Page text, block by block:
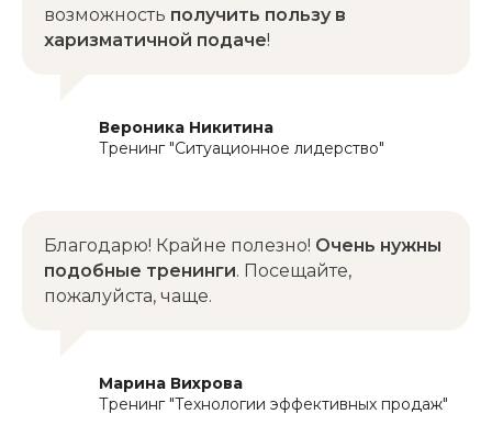
возможность получить пользу в
харизматичной подаче!
Вероника Никитина
Тренинг "Ситуационное лидерство"
Благодарю! Крайне полезно! Очень нужны
подобные тренинги. Посещайте,
пожалуйста, чаще.
Марина Вихрова
Тренинг "Технологии эффективных продаж"
Нажимая на кнопку вы соглашается с
политикой конфиденциальности